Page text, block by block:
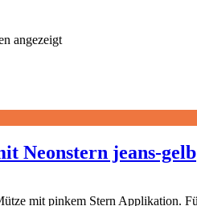
angezeigt
Neonstern jeans-gelb